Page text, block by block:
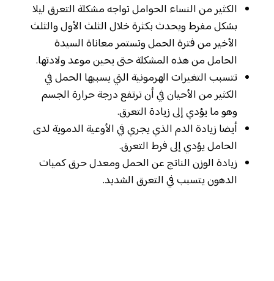
الكثير من النساء الحوامل تواجه مشكلة التعرق ليلا
بشكل مفرط ويحدث بكثرة خلال الثلث الأول والثلث
الأخير من فترة الحمل وتستمر معاناة السيدة
الحامل من هذه المشكلة حتى يحين موعد ولادتها.
تتسبب التغيرات الهرمونية التي يسببها الحمل في
الكثير من الأحيان في أن ترتفع درجة حرارة الجسم
وهو ما يؤدي إلى زيادة التعرق.
أيضا زيادة الدم الذي يجري في الأوعية الدموية لدى
الحامل يؤدي إلى فرط التعرق.
زيادة الوزن الناتج عن الحمل ومعدل حرق كميات
الدهون يتسبب في التعرق الشديد.